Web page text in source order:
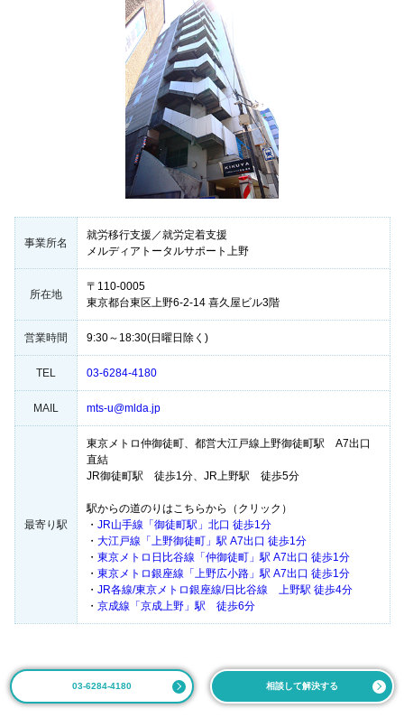
事業所名
就労移行支援／就労定着支援
メルディアトータルサポート上野
所在地
〒110-0005
東京都台東区上野6-2-14 喜久屋ビル3階
営業時間 9:30～18:30(日曜日除く)
TEL 03-6284-4180
MAIL mts-u@mlda.jp
最寄り駅
東京メトロ仲御徒町、都営大江戸線上野御徒町駅 A7出口
直結
JR御徒町駅 徒歩1分、JR上野駅 徒歩5分
駅からの道のりはこちらから（クリック）
・ JR山手線「御徒町駅」北口 徒歩1分
・ 大江戸線「上野御徒町」駅 A7出口 徒歩1分
・ 東京メトロ日比谷線「仲御徒町」駅 A7出口 徒歩1分
・ 東京メトロ銀座線「上野広小路」駅 A7出口 徒歩1分
・ JR各線/東京メトロ銀座線/日比谷線 上野駅 徒歩4分
・ 京成線「京成上野」駅 徒歩6分
03-6284-4180 相談して解決する